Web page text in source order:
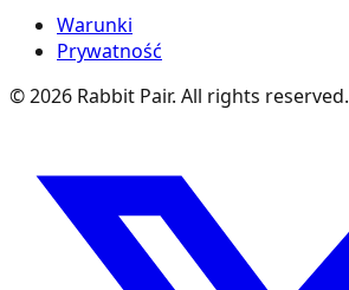
Warunki
Prywatność
©2026 Rabbit Pair. All rights reserved.